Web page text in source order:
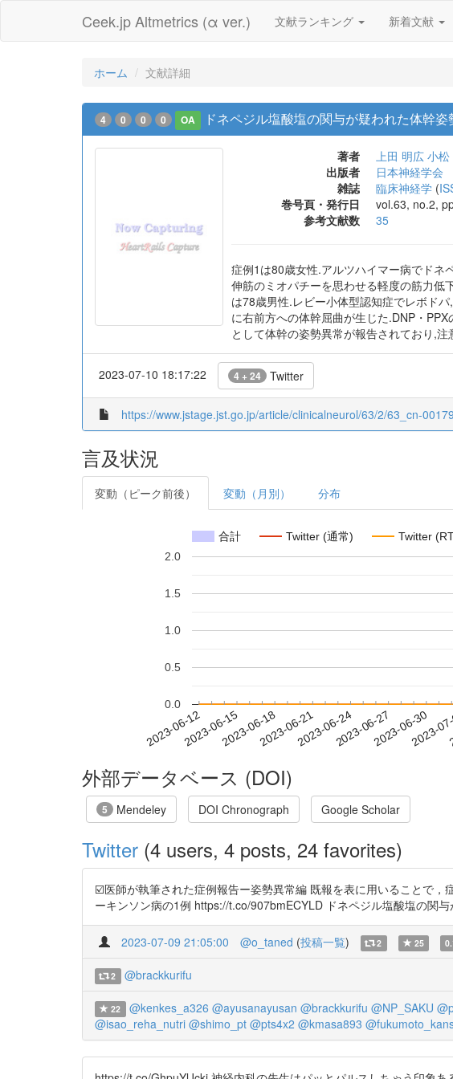
Ceek.jp Altmetrics (α ver.) 文献ランキング 新着文献
ホーム 文献詳細
4 0 0 0 OA ドネペジル塩酸塩の関与が疑われた体幹
著者 上田 明広 小松
出版者
日本神経学会
雑誌
臨床神経学 (
巻号頁・発行日
vol.63, no.2,
参考文献数
35
症例1は80歳女性.アルツハイマー病でドネ
伸筋のミオパチーを思わせる軽度の筋力低
は78歳男性.レビー小体型認知症でレボド
に右前方への体幹屈曲が生じた.DNP・
として体幹の姿勢異常が報告されており,注
2023-07-10 18:17:22 4 + 24 Twitter
https://www.jstage.jst.go.jp/article/clinicalneurol/63/2/63_cn-
言及状況
変動（ピーク前後） 変動（月別） 分布
合計 Twitter (通常) Twitter
2023-06-122023-06-152023-06-182023-06-212023-06-242023-06-272023-06-30
2023-
0.0
0.5
1.0
1.5
2.0
外部データベース (DOI)
5 Mendeley DOI Chronograph Google Scholar
Twitter (4 users, 4 posts, 24 favorites)
☑️医師が執筆された症例報告ー姿勢異常編 既報を表に用いることで
ーキンソン病の1例 https://t.co/907bmECYLD ドネペジル塩酸塩の関
2023-07-09 21:05:00 @o_taned (投稿一覧) 2 25
2 @brackkurifu
22 @kenkes_a326 @ayusanayusan @brackkurifu @NP_SAKU
@isao_reha_nutri @shimo_pt @pts4x2 @kmasa893